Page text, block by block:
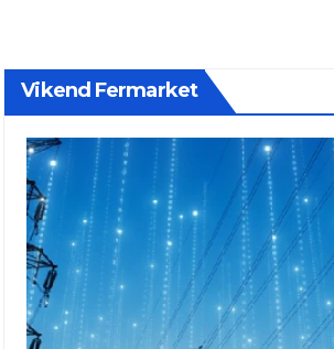
Vikend Fermarket